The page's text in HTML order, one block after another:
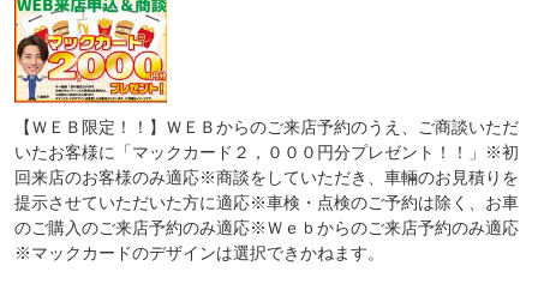
【ＷＥＢ限定！！】ＷＥＢからのご来店予約のうえ、ご商談いただ
いたお客様に「マックカード２，０００円分プレゼント！！」※初
回来店のお客様のみ適応※商談をしていただき、車輛のお見積りを
提示させていただいた方に適応※車検・点検のご予約は除く、お車
のご購入のご来店予約のみ適応※Ｗｅｂからのご来店予約のみ適応
※マックカードのデザインは選択できかねます。